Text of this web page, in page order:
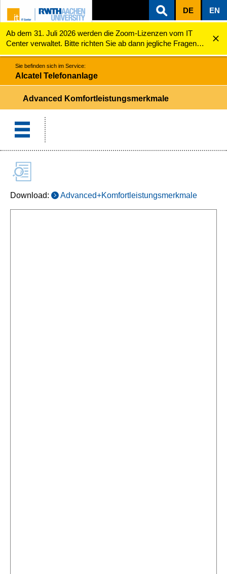
ZUM INHALTSBEREICH
ZUR HAUPTNAVIGATION
ZUR SUCHE
DE EN
Ab dem 31. Juli 2026 werden die Zoom-Lizenzen vom IT
Center verwaltet. Bitte richten Sie ab dann jegliche Fragen
zu den Zoom-Lizenzen (z.B. Probleme mit dem Login) an
servicedesk@itc.rwth-aachen.de.
Alcatel Telefonanlage
Sie befinden sich im Service:
Alcatel Telefonanlage
Advanced Komfortleistungsmerkmale
Download: Advanced+Komfortleistungsmerkmale